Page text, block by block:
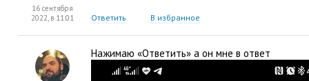
Ответить В избранное
16 сентября
2022, в 11:01
Нажимаю «Ответить» а он мне в ответ